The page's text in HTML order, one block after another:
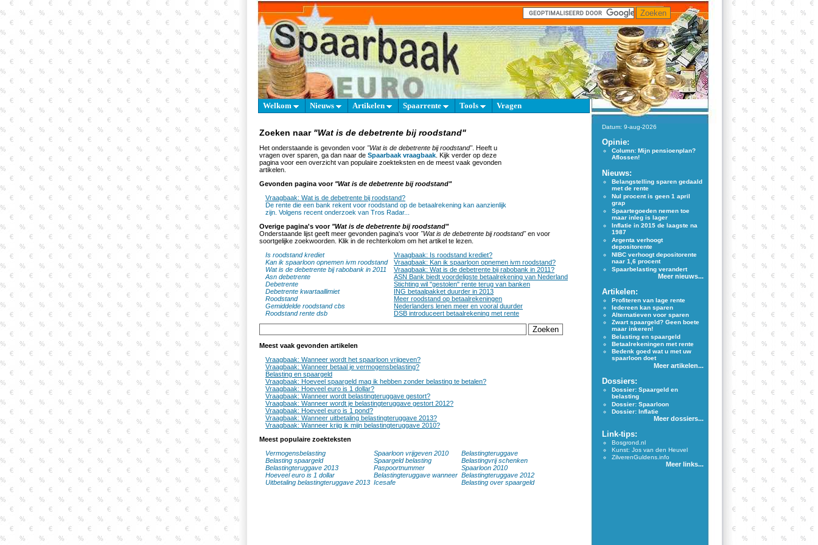
Welkom Nieuws Artikelen Spaarrente Tools Vragen
Zoeken naar "Wat is de debetrente bij roodstand"
Het onderstaande is gevonden voor "Wat is de debetrente bij roodstand". Heeft u
vragen over sparen, ga dan naar de Spaarbaak vraagbaak . Kijk verder op deze
pagina voor een overzicht van populaire zoekteksten en de meest vaak gevonden
artikelen.
Gevonden pagina voor "Wat is de debetrente bij roodstand"
Vraagbaak: Wat is de debetrente bij roodstand?
De rente die een bank rekent voor roodstand op de betaalrekening kan aanzienlijk
zijn. Volgens recent onderzoek van Tros Radar...
Overige pagina's voor "Wat is de debetrente bij roodstand"
Onderstaande lijst geeft meer gevonden pagina's voor "Wat is de debetrente bij roodstand"en voor
soortgelijke zoekwoorden. Klik in de rechterkolom om het artikel te lezen.
Is roodstand krediet
Vraagbaak: Is roodstand krediet?
Kan ik spaarloon opnemen ivm roodstand
Vraagbaak: Kan ik spaarloon opnemen ivm roodstand?
Wat is de debetrente bij rabobank in 2011
Vraagbaak: Wat is de debetrente bij rabobank in 2011?
Asn debetrente
ASN Bank biedt voordeligste betaalrekening van Nederland
Debetrente
Stichting wil "gestolen" rente terug van banken
Debetrente kwartaallimiet
ING betaalpakket duurder in 2013
Roodstand
Meer roodstand op betaalrekeningen
Gemiddelde roodstand cbs
Nederlanders lenen meer en vooral duurder
Roodstand rente dsb
DSB introduceert betaalrekening met rente
Meest vaak gevonden artikelen
Vraagbaak: Wanneer wordt het spaarloon vrijgeven?
Vraagbaak: Wanneer betaal je vermogensbelasting?
Belasting en spaargeld
Vraagbaak: Hoeveel spaargeld mag ik hebben zonder belasting te betalen?
Vraagbaak: Hoeveel euro is 1 dollar?
Vraagbaak: Wanneer wordt belastingteruggave gestort?
Vraagbaak: Wanneer wordt je belastingteruggave gestort 2012?
Vraagbaak: Hoeveel euro is 1 pond?
Vraagbaak: Wanneer uitbetaling belastingteruggave 2013?
Vraagbaak: Wanneer krijg ik mijn belastingteruggave 2010?
Meest populaire zoekteksten
Vermogensbelasting
Spaarloon vrijgeven 2010
Belastingteruggave
Belasting spaargeld
Spaargeld belasting
Belastingvrij schenken
Belastingteruggave 2013
Paspoortnummer
Spaarloon 2010
Hoeveel euro is 1 dollar
Belastingteruggave wanneer Belastingteruggave 2012
Uitbetaling belastingteruggave 2013 Icesafe Belasting over spaargeld
Datum: 9-aug-2026
Opinie:
Column: Mijn pensioenplan?
Aflossen!
Nieuws:
Belangstelling sparen gedaald
met de rente
Nul procent is geen 1 april
grap
Spaartegoeden nemen toe
maar inleg is lager
Inflatie in 2015 de laagste na
1987
Argenta verhoogt
depositorente
NIBC verhoogt depositorente
naar 1,6 procent
Spaarbelasting verandert
Meer nieuws...
Artikelen:
Profiteren van lage rente
Iedereen kan sparen
Alternatieven voor sparen
Zwart spaargeld? Geen boete
maar inkeren!
Belasting en spaargeld
Betaalrekeningen met rente
Bedenk goed wat u met uw
spaarloon doet
Meer artikelen...
Dossiers:
Dossier: Spaargeld en
belasting
Dossier: Spaarloon
Dossier: Inflatie
Meer dossiers...
Link-tips:
Bosgrond.nl
Kunst: Jos van den Heuvel
ZilverenGuldens.info
Meer links...